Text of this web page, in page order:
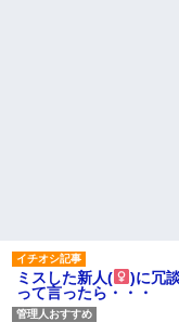
ミスした新人(
)に冗
って言ったら・・・